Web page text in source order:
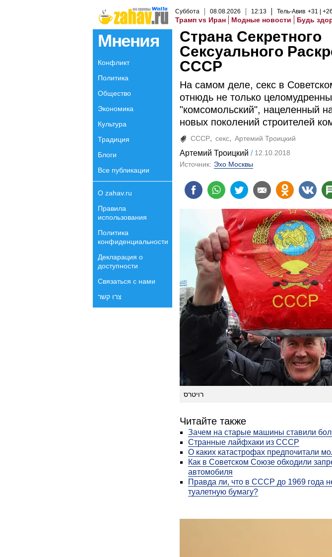
Суббота 08.08.2026 12:13 Тель-Авив +31 +26
Трамп vs Иран Модные новости Будь
Мнения
Конфликт
Политика
Общество
Экономика
Культура
Традиция
Блоги
Все публикации
О zahav.ru
Правила
использования
Политика
конфиденциальности
Декларация о
доступности
Связаться с нами
צרו קשר
Страна Секретного
Сексуального
СССР
На самом деле, секс в
отнюдь не только
"комсомольский", нацеленный
новых поколений строителей
СССР секс Артемий Троицкий
Артемий Троицкий
12.10.2018
Источник: Эхо Москвы
רויטרס
Читайте также
Зачем на старые машины ставили
Странные лайфхаки из СССР
О каких катастрофах предпочитали
Как в Советском Союзе обходили
автомобиля
Правда ли, что в СССР до 1969 года
туалетную бумагу?